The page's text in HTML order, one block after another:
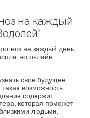
на каждый
на каждый день.
онлайн.
свое будущее.
возможность.
содержит
которая поможет
людьми,